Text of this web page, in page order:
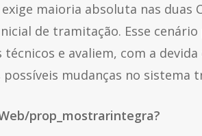
maioria absoluta nas duas
de tramitação. Esse
e avaliem, com a
mudanças no sistema
prop_mostrarintegra?